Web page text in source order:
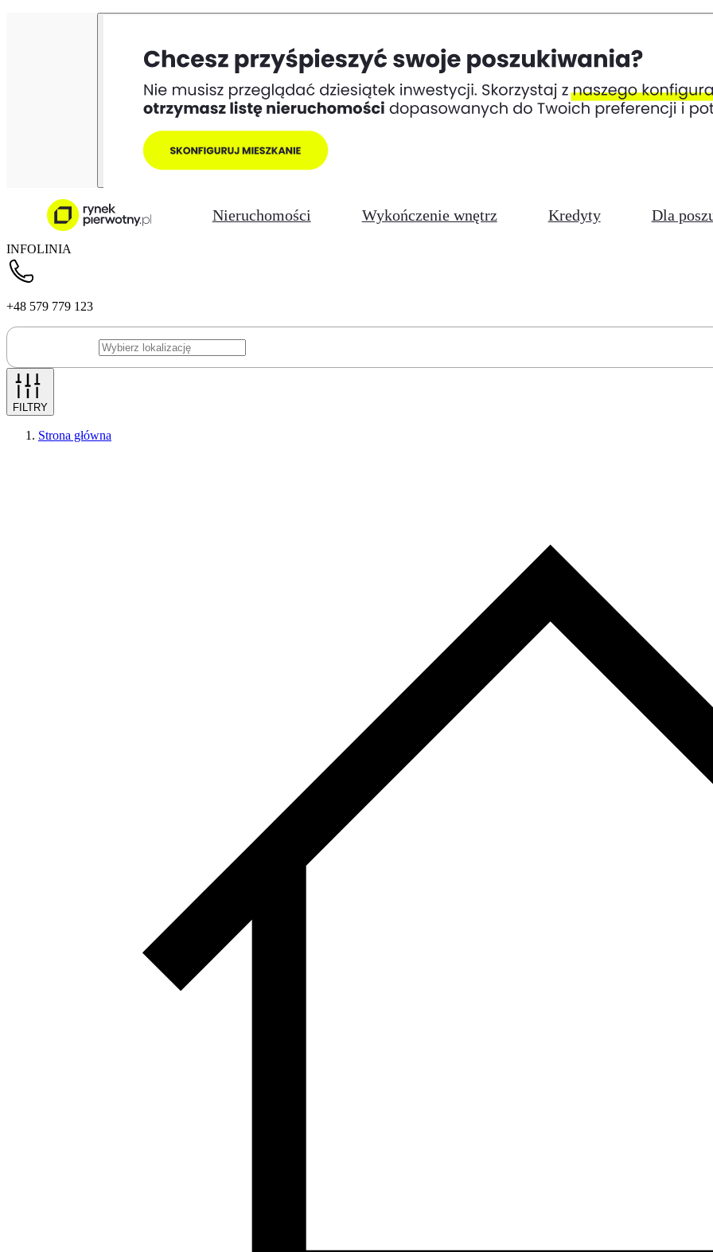
Nieruchomości Wykończenie wnętrz Kredyty Dla
INFOLINIA
+48 579 779 123
FILTRY
Strona główna